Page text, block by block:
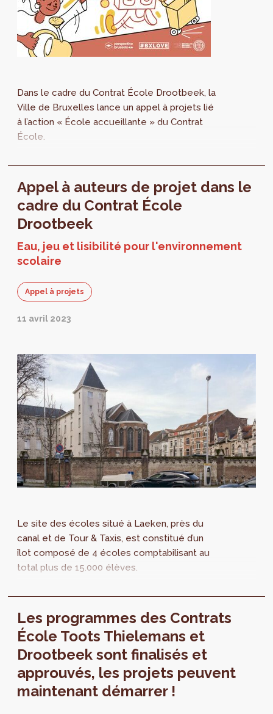
Dans le cadre du Contrat École Drootbeek, la
Ville de Bruxelles lance un appel à projets lié
à l’action « École accueillante » du Contrat
École.
Appel à auteurs de projet dans le
cadre du Contrat École
Drootbeek
Eau, jeu et lisibilité pour l'environnement
scolaire
Appel à projets
11 avril 2023
Le site des écoles situé à Laeken, près du
canal et de Tour & Taxis, est constitué d’un
îlot composé de 4 écoles comptabilisant au
total plus de 15.000 élèves.
Les programmes des Contrats
École Toots Thielemans et
Drootbeek sont finalisés et
approuvés, les projets peuvent
maintenant démarrer !